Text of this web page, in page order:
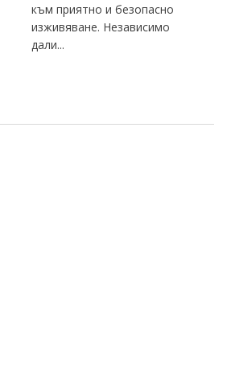
към приятно и безопасно
изживяване. Независимо
дали...